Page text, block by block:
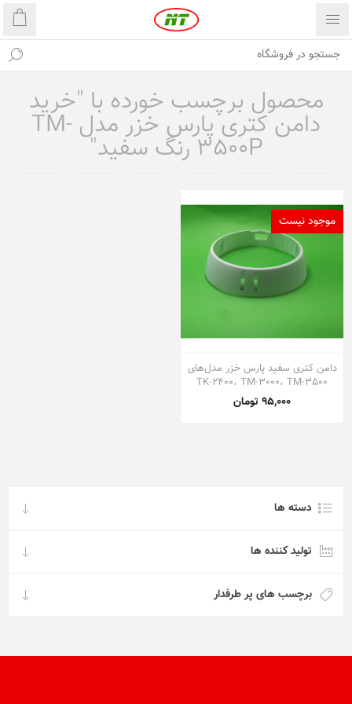
محصول برچسب خورده با "خرید
دامن کتری پارس خزر مدل TM-
3500P رنگ سفید"
موجود نیست
دامن کتری سفید پارس خزر مدل‌های
TK-2400، TM-3000، TM-3500
95,000 تومان
دسته ها
تولید کننده ها
برچسب های پر طرفدار